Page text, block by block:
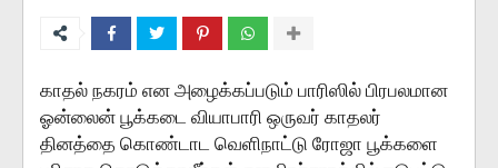
காதல் நகரம் என அழைக்கப்படும் பாரிஸில் பிரபலமான
ஓன்லைன் பூக்கடை வியாபாரி ஒருவர் காதலர்
தினத்தை கொண்டாட வெளிநாட்டு ரோஜா பூக்களை